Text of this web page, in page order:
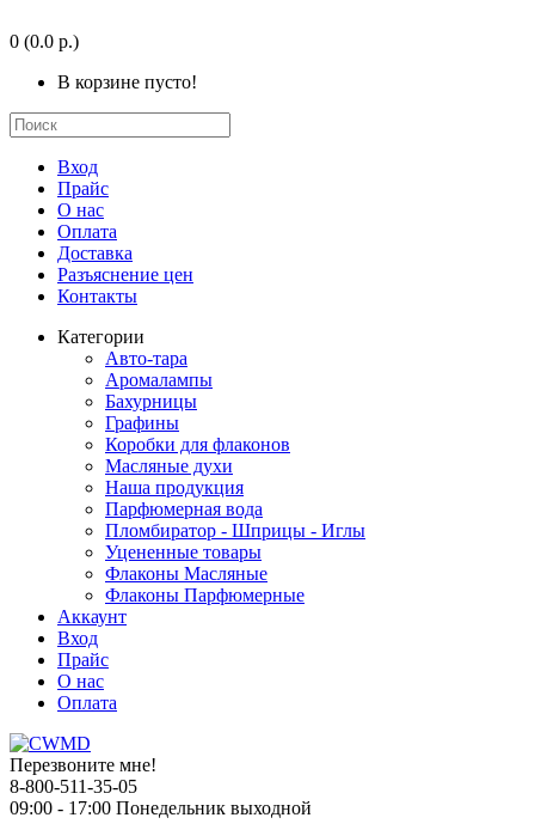
0 (0.0 р.)
В корзине пусто!
Вход
Прайс
О нас
Оплата
Доставка
Разъяснение цен
Контакты
Категории
Авто-тара
Аромалампы
Бахурницы
Графины
Коробки для флаконов
Масляные духи
Наша продукция
Парфюмерная вода
Пломбиратор - Шприцы - Иглы
Уцененные товары
Флаконы Масляные
Флаконы Парфюмерные
Аккаунт
Вход
Прайс
О нас
Оплата
Перезвоните мне!
8-800-511-35-05
09:00 - 17:00 Понедельник выходной